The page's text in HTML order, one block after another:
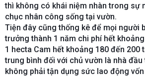
thì không có khái niệm nhàn trong sự
chục nhân công sống tại vườn.
Tiện đây cũng thống kê để mọi người
trưởng thành 1 năm chi phí hết
1 hecta Cam hết khoảng 180 đến 200
trung bình đối với chủ vườn là nhà đầu
không phải tận dụng sức lao động